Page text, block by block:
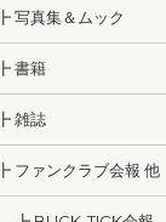
┣ 写真集＆ムック
┣ 書籍
┣ 雑誌
┣ ファンクラブ会報 他